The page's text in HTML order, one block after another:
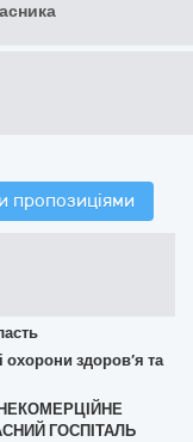
пропозиціями
охорони здоров’я та
НЕКОМЕРЦІЙНЕ
ГОСПІТАЛЬ